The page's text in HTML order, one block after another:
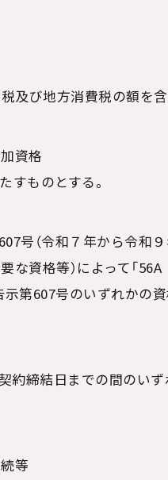
及び地方消費税の額を含
資格
すものとする。
607号（令和７年から令和
資格等）によって「56A
示第607号のいずれかの
約締結日までの間のい
等